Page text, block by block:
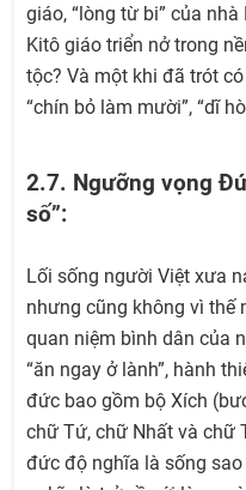
giáo, “lòng từ bi” của
Kitô giáo triển nở trong
tộc? Và một khi đã trót
“chín bỏ làm mười”, “dĩ
2.7. Ngưỡng vọng
số”:
Lối sống người Việt xưa
nhưng cũng không vì thế
quan niệm bình dân của
“ăn ngay ở lành”, hành
đức bao gồm bộ Xích
chữ Tứ, chữ Nhất và chữ
đức độ nghĩa là sống